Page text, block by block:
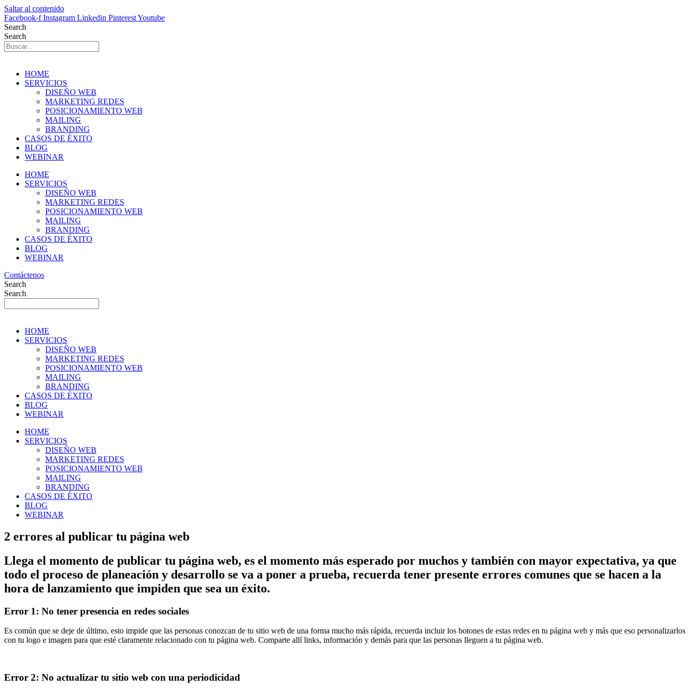
Saltar al contenido
Facebook-f Instagram Linkedin PinterestYoutube
Search
Search
HOME
SERVICIOS
DISEÑO WEB
MARKETING REDES
POSICIONAMIENTO WEB
MAILING
BRANDING
CASOS DE ÉXITO
BLOG
WEBINAR
HOME
SERVICIOS
DISEÑO WEB
MARKETING REDES
POSICIONAMIENTO WEB
MAILING
BRANDING
CASOS DE ÉXITO
BLOG
WEBINAR
Contáctenos
Search
Search
HOME
SERVICIOS
DISEÑO WEB
MARKETING REDES
POSICIONAMIENTO WEB
MAILING
BRANDING
CASOS DE ÉXITO
BLOG
WEBINAR
HOME
SERVICIOS
DISEÑO WEB
MARKETING REDES
POSICIONAMIENTO WEB
MAILING
BRANDING
CASOS DE ÉXITO
BLOG
WEBINAR
2 errores al publicar tu página web
Llega el momento de publicar tu página web, es el momento más esperado por muchos y también con mayor expectativa, ya que
todo el proceso de planeación y desarrollo se va a poner a prueba, recuerda tener presente errores comunes que se hacen a la
hora de lanzamiento que impiden que sea un éxito.
Error 1: No tener presencia en redes sociales
Es común que se deje de último, esto impide que las personas conozcan de tu sitio web de una forma mucho más rápida, recuerda incluir los botones de estas redes en tu página web y más que eso personalizarlos
con tu logo e imagen para que esté claramente relacionado con tu página web. Comparte allí links, información y demás para que las personas lleguen a tu página web.
Error 2: No actualizar tu sitio web con una periodicidad